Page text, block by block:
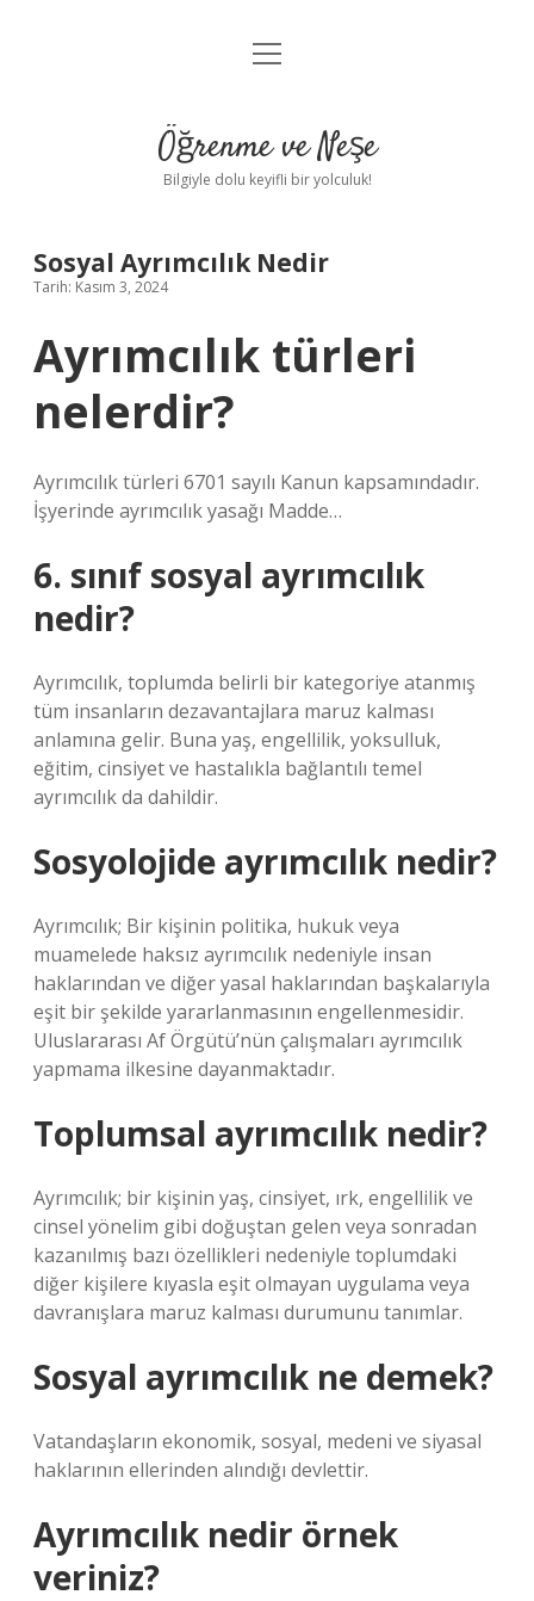
Anasayfa
Yasal Uyarı
menüyü
Öğrenme ve Neşe
Bilgiyle dolu keyifli bir yolculuk!
Sosyal Ayrımcılık Nedir
Tarih: Kasım 3, 2024
Ayrımcılık türleri
nelerdir?
Ayrımcılık türleri 6701 sayılı Kanun kapsamındadır.
İşyerinde ayrımcılık yasağı Madde…
6. sınıf sosyal ayrımcılık
nedir?
Ayrımcılık, toplumda belirli bir kategoriye atanmış
tüm insanların dezavantajlara maruz kalması
anlamına gelir. Buna yaş, engellilik, yoksulluk,
eğitim, cinsiyet ve hastalıkla bağlantılı temel
ayrımcılık da dahildir.
Sosyolojide ayrımcılık nedir?
Ayrımcılık; Bir kişinin politika, hukuk veya
muamelede haksız ayrımcılık nedeniyle insan
haklarından ve diğer yasal haklarından başkalarıyla
eşit bir şekilde yararlanmasının engellenmesidir.
Uluslararası Af Örgütü’nün çalışmaları ayrımcılık
yapmama ilkesine dayanmaktadır.
Toplumsal ayrımcılık nedir?
Ayrımcılık; bir kişinin yaş, cinsiyet, ırk, engellilik ve
cinsel yönelim gibi doğuştan gelen veya sonradan
kazanılmış bazı özellikleri nedeniyle toplumdaki
diğer kişilere kıyasla eşit olmayan uygulama veya
davranışlara maruz kalması durumunu tanımlar.
Sosyal ayrımcılık ne demek?
Vatandaşların ekonomik, sosyal, medeni ve siyasal
haklarının ellerinden alındığı devlettir.
Ayrımcılık nedir örnek
veriniz?